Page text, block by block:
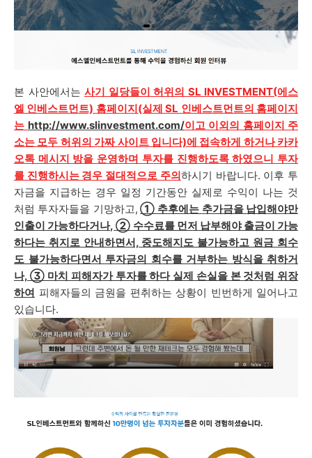
본 사안에서는 사기 일당들이 허위의 SL INVESTMENT(에스
엘 인베스트먼트) 홈페이지(실제 SL 인베스트먼트의 홈페이지
는 http://www.slinvestment.com/이고 이외의 홈페이지 주
소는 모두 허위의 가짜 사이트 입니다)에 접속하게 하거나 카카
오톡 메시지 방을 운영하며 투자를 진행하도록 하였으니 투자
를 진행하시는 경우 절대적으로 주의하시기 바랍니다. 이후 투
자금을 지급하는 경우 일정 기간동안 실제로 수익이 나는 것
처럼 투자자들을 기망하고, ① 추후에는 추가금을 납입해야만
인출이 가능하다거나, ② 수수료를 먼저 납부해야 출금이 가능
하다는 취지로 안내하면서, 중도해지도 불가능하고 원금 회수
도 불가능하다면서 투자금의 회수를 거부하는 방식을 취하거
나, ③ 마치 피해자가 투자를 하다 실제 손실을 본 것처럼 위장
하여 피해자들의 금원을 편취하는 상황이 빈번하게 일어나고
있습니다.